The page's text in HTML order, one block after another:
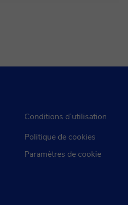
Conditions d’utilisation
Politique de cookies
Paramètres de cookie